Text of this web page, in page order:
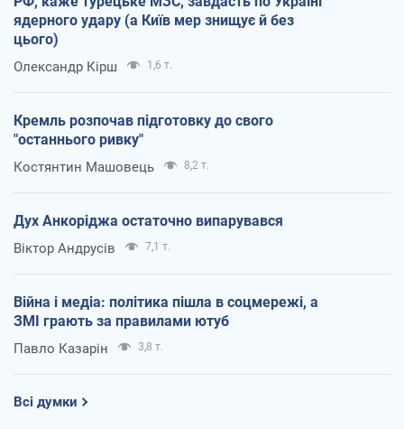
ядерного удару (а Київ мер знищує й без
цього)
Олександр Кірш 1,6 т.
Кремль розпочав підготовку до свого
"останнього ривку"
Костянтин Машовець 8,2 т.
Дух Анкоріджа остаточно випарувався
Віктор Андрусів 7,1 т.
Війна і медіа: політика пішла в соцмережі, а
ЗМІ грають за правилами ютуб
Павло Казарін 3,8 т.
Всі думки